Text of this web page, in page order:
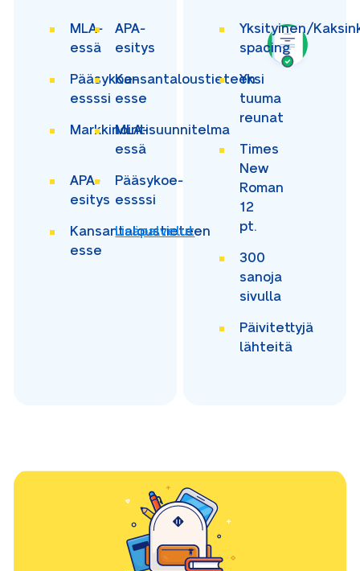
MLA-
essä
APA-
esitys
Pääsykoe-
essssi
Kansantaloustieteen
esse
Markkinointisuunnitelma
MLA-
essä
APA-
esitys
Pääsykoe-
essssi
Kansantaloustieteen
esse
Lisäpalvelut
Yksityinen/
spacing
Yksi
tuuma
reunat
Times
New
Roman
12
pt.
300
sanoja
sivulla
Päivitettyjä
lähteitä